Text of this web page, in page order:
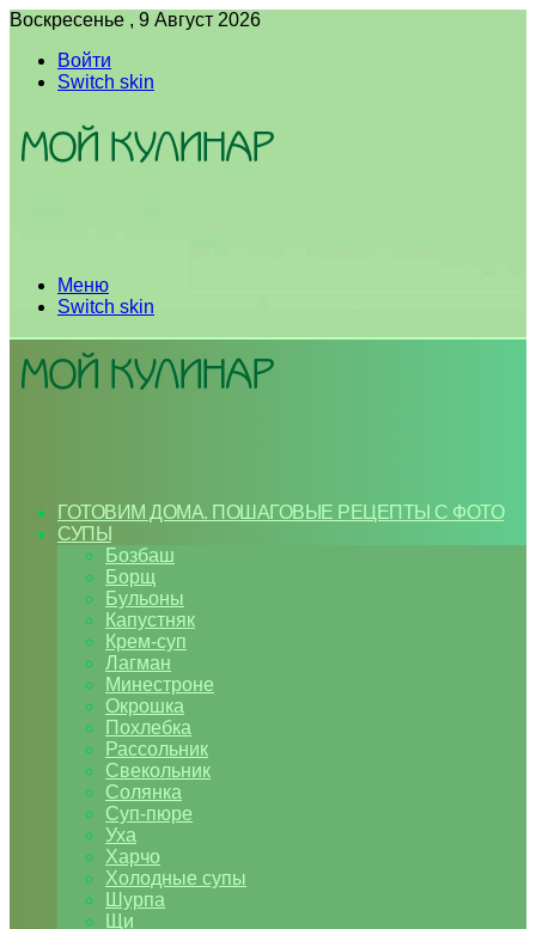
Воскресенье , 9 Август 2026
Войти
Switch skin
Меню
Switch skin
ГОТОВИМ ДОМА. ПОШАГОВЫЕ РЕЦЕПТЫ С ФОТО
СУПЫ
Бозбаш
Борщ
Бульоны
Капустняк
Крем-суп
Лагман
Минестроне
Окрошка
Похлебка
Рассольник
Свекольник
Солянка
Суп-пюре
Уха
Харчо
Холодные супы
Шурпа
Щи